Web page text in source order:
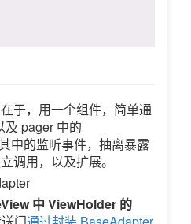
于，用一个组件，简单通
及 pager 中的
中的监听事件，抽离暴露
调用，以及扩展。
中 ViewHolder 的